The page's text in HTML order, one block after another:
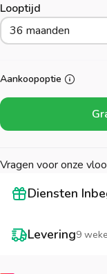
Looptijd
36 maanden
Aankoopoptie
Vragen voor onze
Diensten
Levering9